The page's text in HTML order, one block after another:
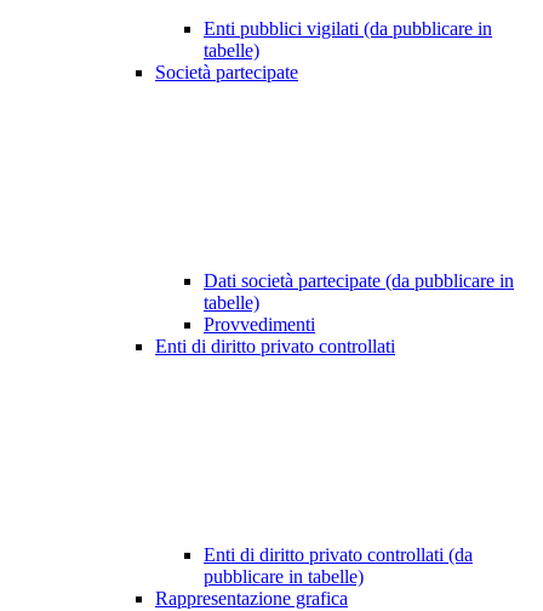
Enti pubblici vigilati (da pubblicare in
tabelle)
Società partecipate
Dati società partecipate (da pubblicare in
tabelle)
Provvedimenti
Enti di diritto privato controllati
Enti di diritto privato controllati (da
pubblicare in tabelle)
Rappresentazione grafica